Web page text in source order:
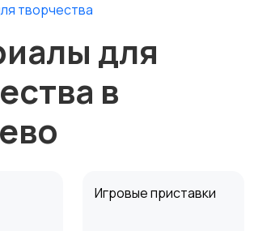
творчества
для
в
Игровые приставки